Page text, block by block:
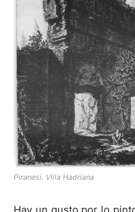
Piranesi. Villa Hadriana